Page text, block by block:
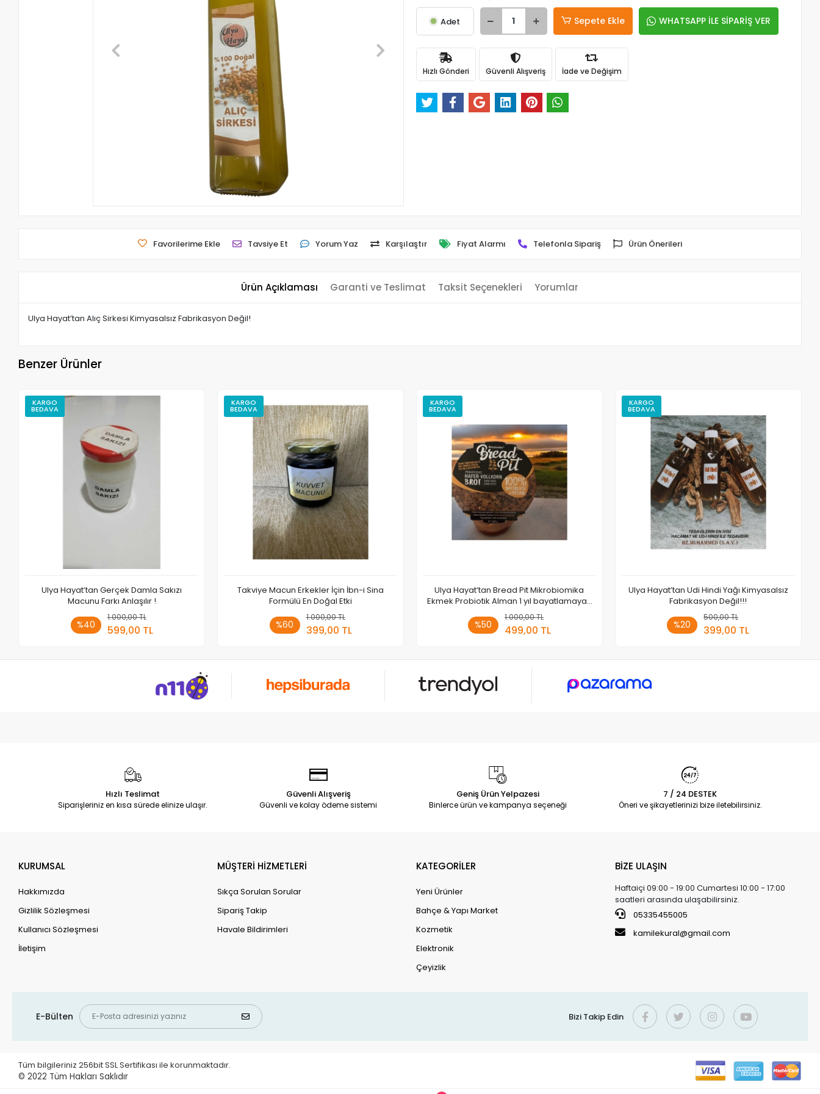
Adet Sepete Ekle WHATSAPP İLE SİPARİŞ VER
Hızlı Gönderi Güvenli Alışveriş İade ve Değişim
Favorilerime Ekle Tavsiye Et Yorum Yaz Karşılaştır Fiyat Alarmı Telefonla Sipariş Ürün Önerileri
Ürün Açıklaması Garanti ve Teslimat Taksit Seçenekleri Yorumlar
Ulya Hayat’tan Alıç Sirkesi Kimyasalsız Fabrikasyon Değil!
Benzer Ürünler
KARGO
BEDAVA
Ulya Hayat’tan Gerçek Damla Sakızı
Macunu Farkı Anlaşılır !
%40
1.000,00 TL
599,00 TL
Sepete Ekle
KARGO
BEDAVA
Takviye Macun Erkekler İçin İbn-i Sina
Formülü En Doğal Etki
%60
1.000,00 TL
399,00 TL
Sepete Ekle
KARGO
BEDAVA
Ulya Hayat’tan Bread Pit Mikrobiomika
Ekmek Probiotik Alman 1 yıl bayatlamayan
mide dostu
%50
1.000,00 TL
499,00 TL
Sepete Ekle
KARGO
BEDAVA
Ulya Hayat’tan Udi Hindi Yağı Kimyasalsız
Fabrikasyon Değil!!!
%20
500,00 TL
399,00 TL
Sepete Ekle
Hızlı Teslimat
Siparişleriniz en kısa sürede elinize ulaşır.
Güvenli Alışveriş
Güvenli ve kolay ödeme sistemi
Geniş Ürün Yelpazesi
Binlerce ürün ve kampanya seçeneği
7 / 24 DESTEK
Öneri ve şikayetlerinizi bize iletebilirsiniz.
KURUMSAL
Hakkımızda
Gizlilik Sözleşmesi
Kullanıcı Sözleşmesi
İletişim
MÜŞTERİ HİZMETLERİ
Sıkça Sorulan Sorular
Sipariş Takip
Havale Bildirimleri
KATEGORİLER
Yeni Ürünler
Bahçe & Yapı Market
Kozmetik
Elektronik
Çeyizlik
BİZE ULAŞIN
Haftaiçi 09:00 - 19:00 Cumartesi 10:00 - 17:00
saatleri arasında ulaşabilirsiniz.
05335455005
kamilekural@gmail.com
E-Bülten Bizi Takip Edin
Tüm bilgileriniz 256bit SSL Sertifikası ile korunmaktadır.
© 2022 Tüm Hakları Saklıdır